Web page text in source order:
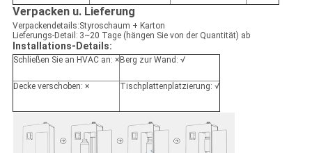
Verpacken u. Lieferung
Verpackendetails:Styroschaum + Karton
Lieferungs-Detail: 3~20 Tage (hängen Sie von der Quantität) ab
Installations-Details:
Schließen Sie an HVAC an: × Berg zur Wand: √
Decke verschoben: × Tischplattenplatzierung: √